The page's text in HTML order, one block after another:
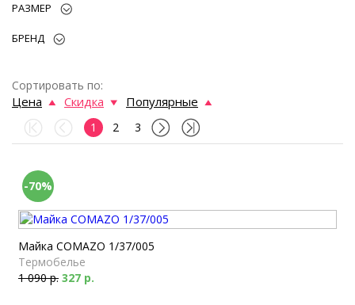
РАЗМЕР
БРЕНД
Сортировать по:
Цена Скидка Популярные
1 2 3
-70%
Майка COMAZO 1/37/005
Термобелье
1 090 р. 327 р.